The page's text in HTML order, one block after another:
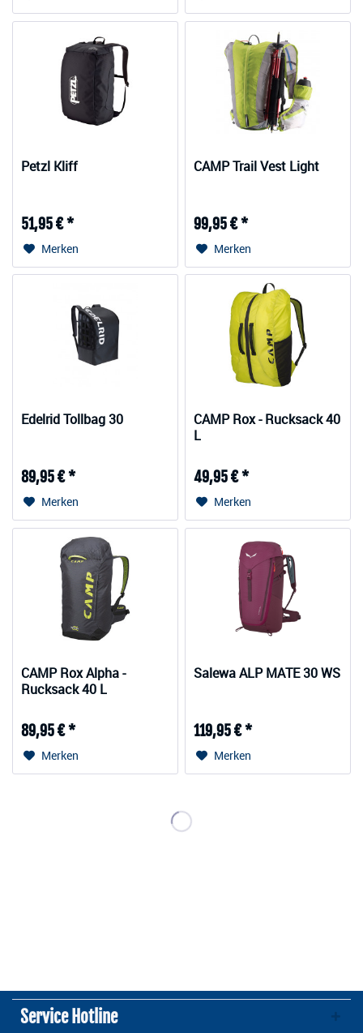
Petzl Kliff
51,95 € *
Merken
CAMP Trail Vest Light
99,95 € *
Merken
Edelrid Tollbag 30
89,95 € *
Merken
CAMP Rox - Rucksack 40
L
49,95 € *
Merken
CAMP Rox Alpha -
Rucksack 40 L
89,95 € *
Merken
Salewa ALP MATE 30 WS
119,95 € *
Merken
Service Hotline